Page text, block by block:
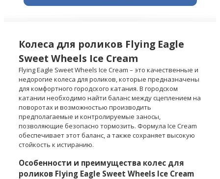
Колеса для роликов Flying Eagle
Sweet Wheels Ice Cream
Flying Eagle Sweet Wheels Ice Cream – это качественные и
недорогие колеса для роликов, которые предназначены
для комфортного городского катания. В городском
катании необходимо найти баланс между сцеплением на
поворотах и ​​возможностью производить
предполагаемые и контролируемые заносы,
позволяющие безопасно тормозить. Формула Ice Cream
обеспечивает этот баланс, а также сохраняет высокую
стойкость к истиранию.
Особенности и преимущества колес для
роликов Flying Eagle Sweet Wheels Ice Cream